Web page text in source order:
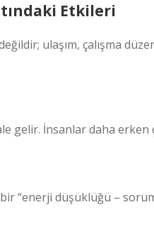
Etkileri
ulaşım, çalışma
gelir. İnsanlar daha erken
“enerji düşüklüğü –